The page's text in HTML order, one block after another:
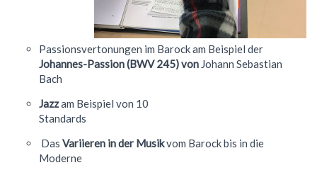
Aktuelles
Zweck des Vereins
Vorstand
Service
Mensaverein
Verein ehemaliger Schüler
Beglaubigung und Neuausstellung
Cambridge Certificate
Bio-AG
DELF-AG
Technik-AG
Politik-AG
Studium und Beruf (BOGY)
Studium und Beruf (BOGY)
Klassen 8-10
Sucht- und Gewaltprävention
Sozialpraktikum
Französisch
Französisch
Warum Französisch?
Kursstufe
Gemeinschaftskunde
Geographie
Informatik
FSG Chor
Orchester Klassen 5-7
Chor Klassen 5-7
Ungarn-Austausch
Jugend trainiert für Olympia
Konzerte
Theater
Schoolwear FSG
Terminplan
Ferienpläne
Anfahrt
Lernmittel
Passionsvertonungen im Barock am Beispiel der
Johannes-Passion (BWV 245) von Johann Sebastian
Bach
Jazzam Beispiel von 10
Standards
Das Variieren in der Musikvom Barock bis in die
Moderne